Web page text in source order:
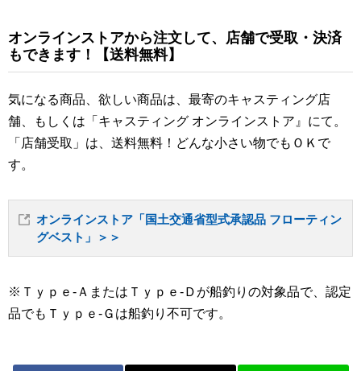
オンラインストアから注文して、店舗で受取・決済
もできます！【送料無料】
気になる商品、欲しい商品は、最寄のキャスティング店
舗、もしくは「キャスティング オンラインストア』にて。
「店舗受取」は、送料無料！どんな小さい物でもＯＫで
す。
オンラインストア「国土交通省型式承認品 フローティン
グベスト」＞＞
※Ｔｙｐｅ-ＡまたはＴｙｐｅ-Ｄが船釣りの対象品で、認定
品でもＴｙｐｅ-Ｇは船釣り不可です。